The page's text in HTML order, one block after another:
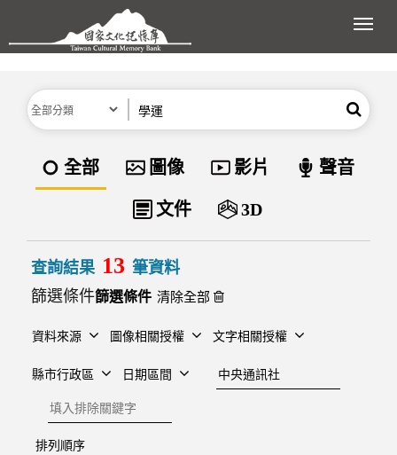
跳到主要內容區塊
展
分類 搜尋
資料類型
全部 圖像 影片 聲音
文件 3D
查詢結果 13 筆資料
篩選條件
清除全部
資料來源 圖像相關授權 文字相關授權
縣市行政區 日期區間
建檔單位
排除關鍵字
排列順序